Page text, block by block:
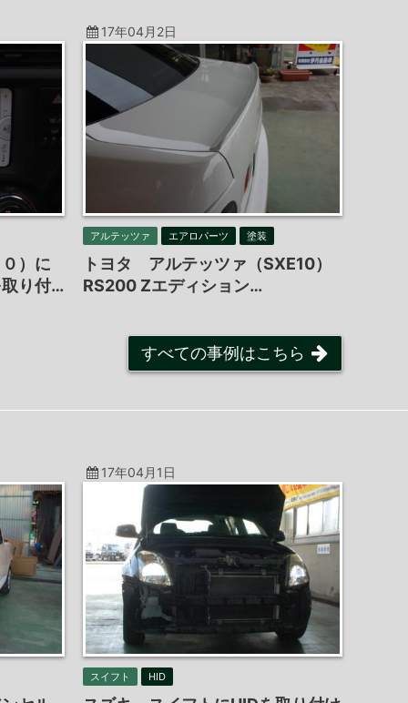
）に
取り付…
17年04月2日
アルテッツァ エアロパーツ 塗装
トヨタ アルテッツァ（SXE10）
RS200 Zエディション…
すべての事例はこちら
17年04月1日
スイフト HID